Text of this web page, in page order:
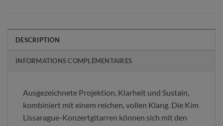
DESCRIPTION
INFORMATIONS COMPLÉMENTAIRES
Ausgezeichnete Projektion, Klarheit und Sustain,
kombiniert mit einem reichen, vollen Klang. Die Kim
Lissarague-Konzertgitarren können sich mit den